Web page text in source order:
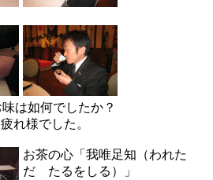
は如何でしたか？
れ様でした。
お茶の心「我唯足知（われた
だ たるをしる）」